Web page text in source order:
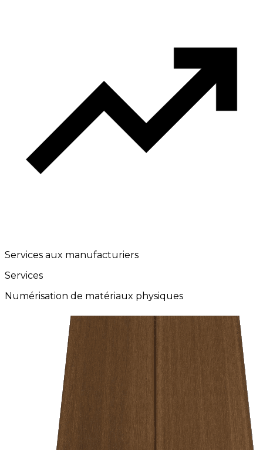
Services aux manufacturiers
Services
Numérisation de matériaux physiques